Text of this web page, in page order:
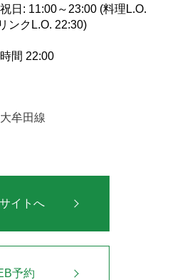
日: 11:00～23:00 (料理L.O.
ンクL.O. 22:30)
間 22:00
牟田線
イトへ
予約